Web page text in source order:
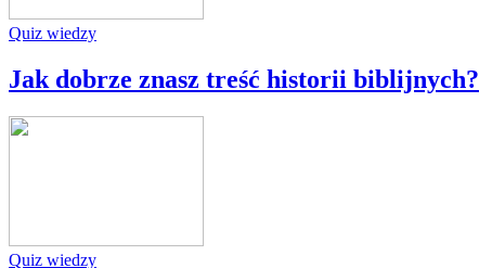
Quiz wiedzy
Jak dobrze znasz treść historii biblijnych?
Quiz wiedzy